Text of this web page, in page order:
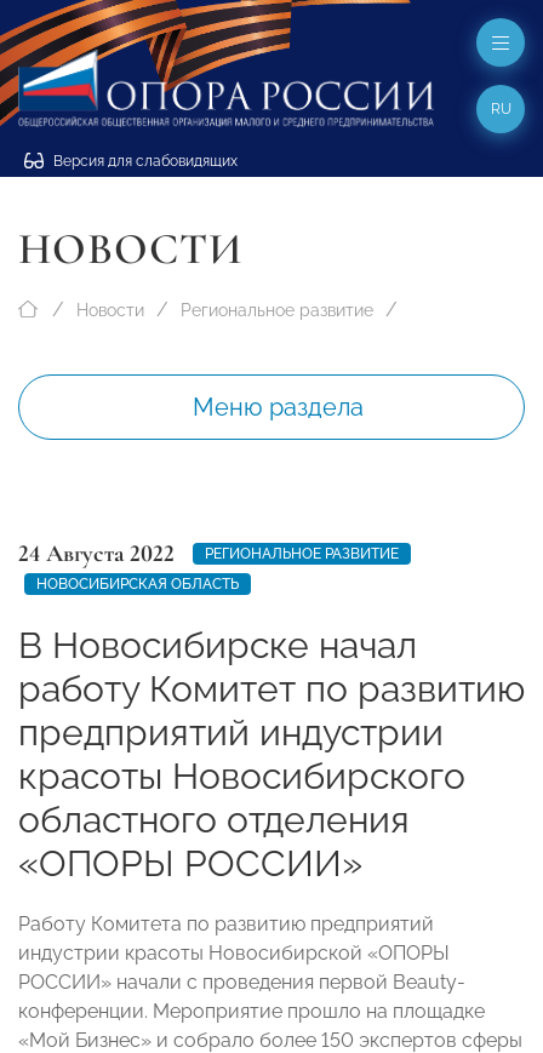
Версия для слабовидящих
RU
НОВОСТИ
Новости Региональное развитие
Меню раздела
24 Августа 2022
РЕГИОНАЛЬНОЕ РАЗВИТИЕ
НОВОСИБИРСКАЯ ОБЛАСТЬ
В Новосибирске начал
работу Комитет по развитию
предприятий индустрии
красоты Новосибирского
областного отделения
«ОПОРЫ РОССИИ»
Работу Комитета по развитию предприятий
индустрии красоты Новосибирской «ОПОРЫ
РОССИИ» начали с проведения первой Beauty-
конференции. Мероприятие прошло на площадке
«Мой Бизнес» и собрало более 150 экспертов сферы